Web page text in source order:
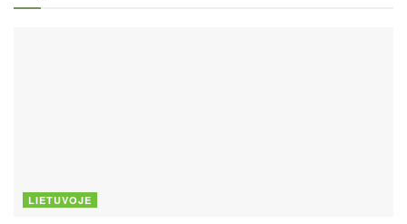
LIETUVOJE